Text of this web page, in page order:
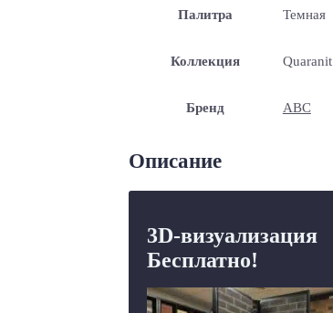
Палитра Темная
Коллекция Quaranit
Бренд ABC
Описание
3D-визуализация
Бесплатно!